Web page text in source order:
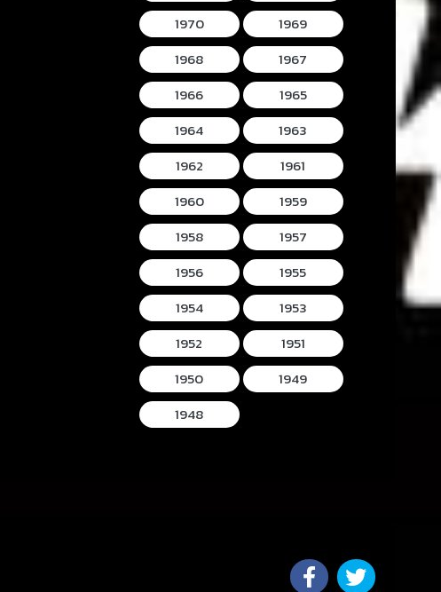
1970
1969
1968
1967
1966
1965
1964
1963
1962
1961
1960
1959
1958
1957
1956
1955
1954
1953
1952
1951
1950
1949
1948